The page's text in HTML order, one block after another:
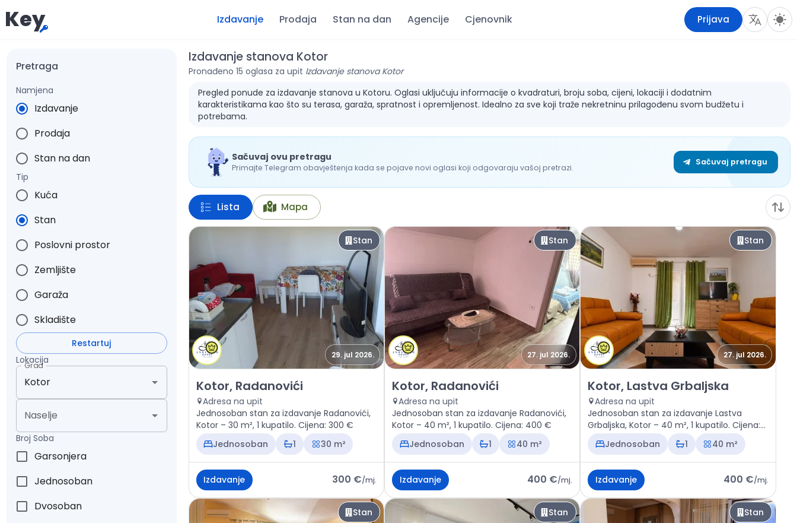
Key Izdavanje Prodaja Stan na dan Agencije Cjenovnik Prijava
Pretraga
Namjena
Izdavanje
Prodaja
Stan na dan
Tip
Kuća
Stan
Poslovni prostor
Zemljište
Garaža
Skladište
Restartuj
Lokacija
Grad
Naselje
Broj Soba
Garsonjera
Jednosoban
Dvosoban
Izdavanje stanova Kotor
Pronađeno 15 oglasa za upit Izdavanje stanova Kotor
Pregled ponude za izdavanje stanova u Kotoru. Oglasi uključuju informacije o kvadraturi, broju soba, cijeni, lokaciji i dodatnim
karakteristikama kao što su terasa, garaža, spratnost i opremljenost. Idealno za sve koji traže nekretninu prilagođenu svom budžetu i
potrebama.
Sačuvaj ovu pretragu
Primajte Telegram obavještenja kada se pojave novi oglasi koji odgovaraju vašoj pretrazi.
Sačuvaj pretragu
Lista Mapa
Stan
29. jul 2026.
Izdavanje - Stan Kotor, Radanovići
Kotor, Radanovići
Adresa na upit
Jednosoban stan za izdavanje Radanovići,
Kotor – 30 m², 1 kupatilo. Cijena: 300 €
Jednosoban
1 30 m²
Izdavanje 300 €/mj.
Stan
27. jul 2026.
Izdavanje - Stan Kotor, Radanovići
Kotor, Radanovići
Adresa na upit
Jednosoban stan za izdavanje Radanovići,
Kotor – 40 m², 1 kupatilo. Cijena: 400 €
Jednosoban
1 40 m²
Izdavanje 400 €/mj.
Stan
27. jul 2026.
Izdavanje - Stan Kotor, Lastva Grbaljska
Kotor, Lastva Grbaljska
Adresa na upit
Jednosoban stan za izdavanje Lastva
Grbaljska, Kotor – 40 m², 1 kupatilo. Cijena:
400 €
Jednosoban 1 40 m²
Izdavanje 400 €/mj.
Stan Stan Stan